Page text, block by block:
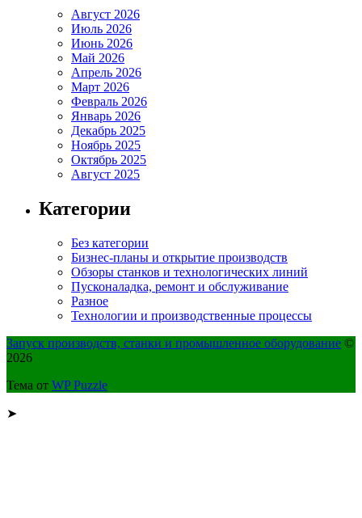
Август 2026
Июль 2026
Июнь 2026
Май 2026
Апрель 2026
Март 2026
Февраль 2026
Январь 2026
Декабрь 2025
Ноябрь 2025
Октябрь 2025
Август 2025
Категории
Без категории
Бизнес-планы и открытие производств
Обзоры станков и технологических линий
Пусконаладка, ремонт и обслуживание
Разное
Технологии и производственные процессы
Запуск производств, станки и промышленное оборудование ©
2026
Тема от WP Puzzle
➤